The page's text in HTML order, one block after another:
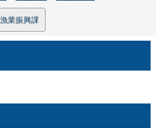
業振興課